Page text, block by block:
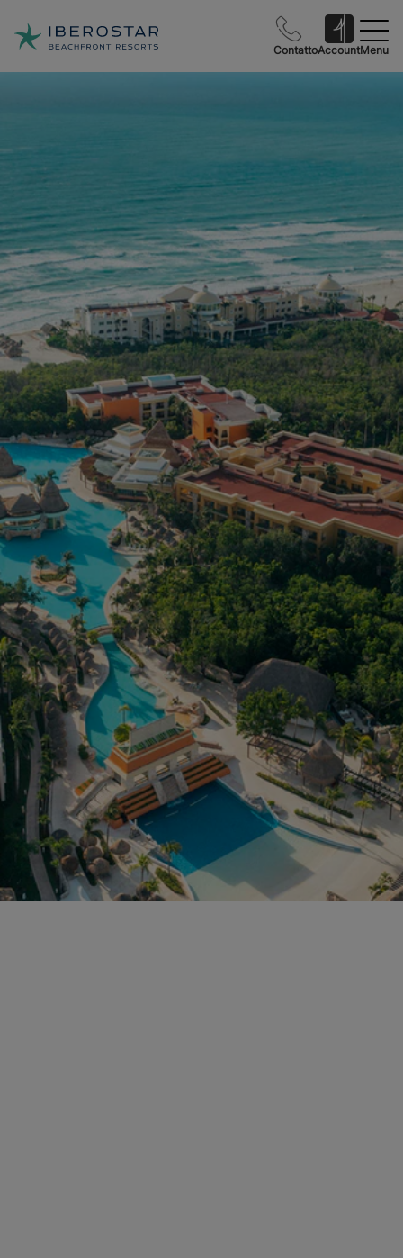
ContattoAccountMenu